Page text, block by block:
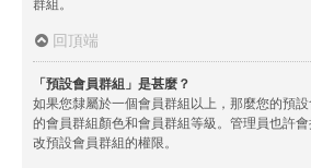
群組。
回頂端
「預設會員群組」是甚麼？
如果您隸屬於一個會員群組以上，那麼您的預
的會員群組顏色和會員群組等級。管理員也許
改預設會員群組的權限。